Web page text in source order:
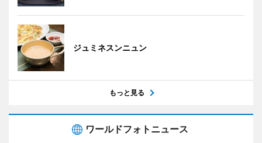
ジュミネスンニュン
もっと見る
ワールドフォトニュース